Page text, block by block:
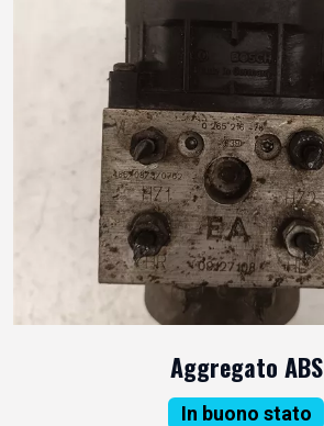
Aggregato ABS
In buono stato